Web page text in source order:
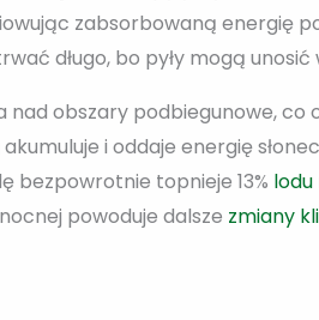
zabsorbowaną energię
długo, bo pyły mogą
nad obszary podbiegunowe,
i oddaje energię
bezpowrotnie topnieje 13%
powoduje dalsze zmiany